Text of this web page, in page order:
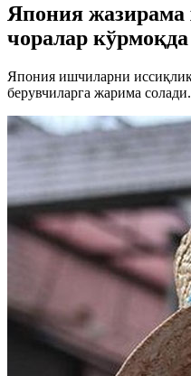
Япония
чоралар кўрмоқда
Япония ишчиларни
берувчиларга жарима солади.